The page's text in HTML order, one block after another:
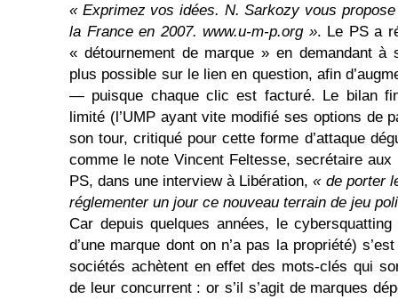
« Exprimez vos idées. N. Sarkozy vous
la France en 2007. www.u-m-p.org ». Le PS a
« détournement de marque » en demandant
plus possible sur le lien en question, afin
— puisque chaque clic est facturé. Le bilan
limité (l’UMP ayant vite modifié ses options de
son tour, critiqué pour cette forme d’attaque
comme le note Vincent Feltesse, secrétaire aux
PS, dans une interview à Libération,« de porter
réglementer un jour ce nouveau terrain de jeu
Car depuis quelques années, le cybersquatting
d’une marque dont on n’a pas la propriété)
sociétés achètent en effet des mots-clés qui
de leur concurrent : or s’il s’agit de marques